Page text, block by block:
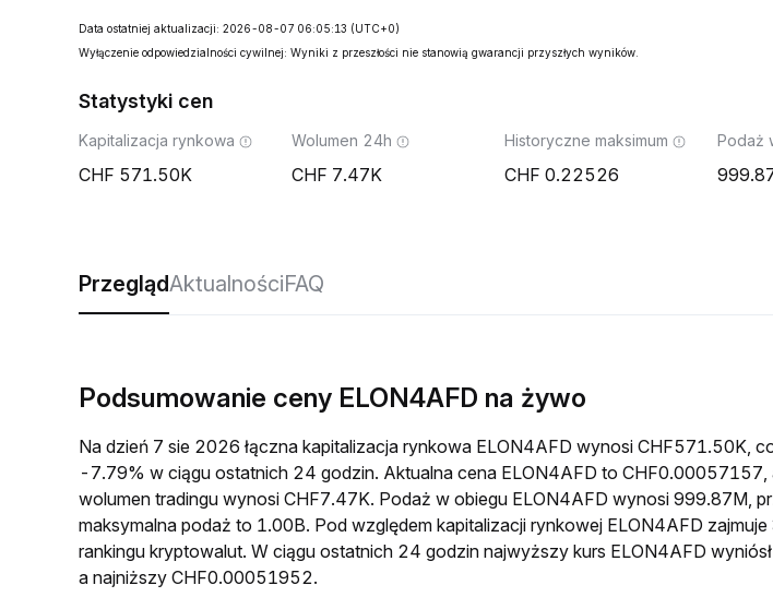
Data ostatniej aktualizacji: 2026-08-07 06:05:13 (UTC+0)
Wyłączenie odpowiedzialności cywilnej: Wyniki z przeszłości nie stanowią gwarancji przyszłych wyników.
Statystyki cen
Kapitalizacja rynkowa
571.50K
Wolumen 24h
7.47K
Historyczne maksimum
0.22526
Podaż
PrzeglądAktualnościFAQ
Podsumowanie ceny ELON4AFD na żywo
Na dzień 7 sie 2026 łączna kapitalizacja rynkowa ELON4AFD wynosi CHF571.50K,
-7.79% w ciągu ostatnich 24 godzin. Aktualna cena ELON4AFD to
wolumen tradingu wynosi CHF7.47K. Podaż w obiegu ELON4AFD wynosi 999.87M,
maksymalna podaż to 1.00B. Pod względem kapitalizacji rynkowej ELON4AFD
rankingu kryptowalut. W ciągu ostatnich 24 godzin najwyższy kurs ELON4AFD
a najniższy CHF0.00051952.